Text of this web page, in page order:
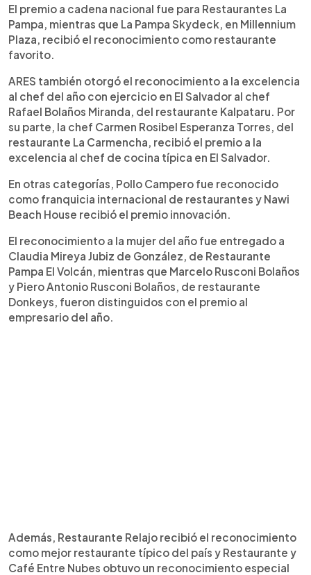
El premio a cadena nacional fue para Restaurantes La
Pampa, mientras que La Pampa Skydeck, en Millennium
Plaza, recibió el reconocimiento como restaurante
favorito.
ARES también otorgó el reconocimiento a la excelencia
al chef del año con ejercicio en El Salvador al chef
Rafael Bolaños Miranda, del restaurante Kalpataru. Por
su parte, la chef Carmen Rosibel Esperanza Torres, del
restaurante La Carmencha, recibió el premio a la
excelencia al chef de cocina típica en El Salvador.
En otras categorías, Pollo Campero fue reconocido
como franquicia internacional de restaurantes y Nawi
Beach House recibió el premio innovación.
El reconocimiento a la mujer del año fue entregado a
Claudia Mireya Jubiz de González, de Restaurante
Pampa El Volcán, mientras que Marcelo Rusconi Bolaños
y Piero Antonio Rusconi Bolaños, de restaurante
Donkeys, fueron distinguidos con el premio al
empresario del año.
Además, Restaurante Relajo recibió el reconocimiento
como mejor restaurante típico del país y Restaurante y
Café Entre Nubes obtuvo un reconocimiento especial